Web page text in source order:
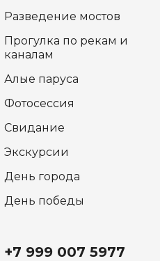
Разведение мостов
Прогулка по рекам и
каналам
Алые паруса
Фотосессия
Свидание
Экскурсии
День города
День победы
+7 999 007 5977